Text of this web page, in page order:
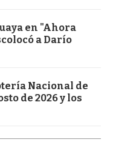
en "Ahora
a Darío
Nacional de
de 2026 y los